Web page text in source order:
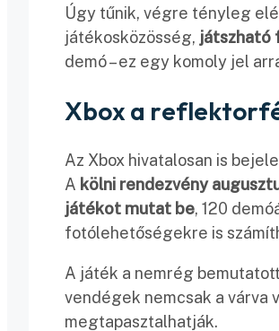
Úgy tűnik, végre tényleg
játékosközösség, játszható
demó – ez egy komoly jel
Xbox a
Az Xbox hivatalosan is
A kölni rendezvény
játékot mutat be, 120
fotólehetőségekre is
A játék a nemrég bemutatott
vendégek nemcsak a várva
megtapasztalhatják.